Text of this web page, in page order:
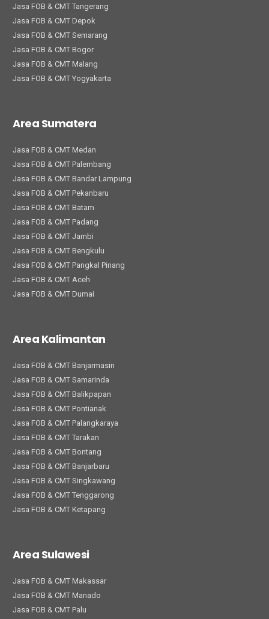
Jasa FOB & CMT Tangerang
Jasa FOB & CMT Depok
Jasa FOB & CMT Semarang
Jasa FOB & CMT Bogor
Jasa FOB & CMT Malang
Jasa FOB & CMT Yogyakarta
Area Sumatera
Jasa FOB & CMT Medan
Jasa FOB & CMT Palembang
Jasa FOB & CMT Bandar Lampung
Jasa FOB & CMT Pekanbaru
Jasa FOB & CMT Batam
Jasa FOB & CMT Padang
Jasa FOB & CMT Jambi
Jasa FOB & CMT Bengkulu
Jasa FOB & CMT Pangkal Pinang
Jasa FOB & CMT Aceh
Jasa FOB & CMT Dumai
Area Kalimantan
Jasa FOB & CMT Banjarmasin
Jasa FOB & CMT Samarinda
Jasa FOB & CMT Balikpapan
Jasa FOB & CMT Pontianak
Jasa FOB & CMT Palangkaraya
Jasa FOB & CMT Tarakan
Jasa FOB & CMT Bontang
Jasa FOB & CMT Banjarbaru
Jasa FOB & CMT Singkawang
Jasa FOB & CMT Tenggarong
Jasa FOB & CMT Ketapang
Area Sulawesi
Jasa FOB & CMT Makassar
Jasa FOB & CMT Manado
Jasa FOB & CMT Palu